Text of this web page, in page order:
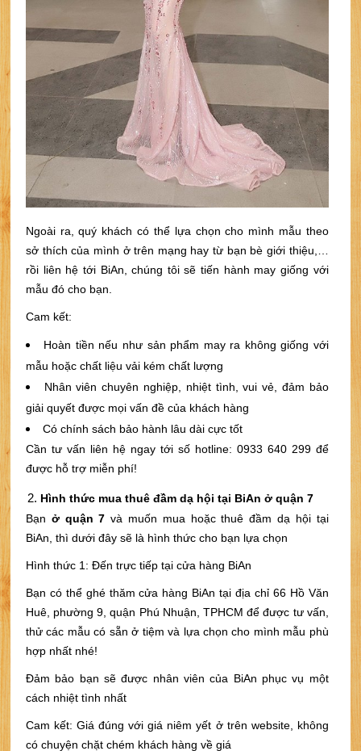
Ngoài ra, quý khách có thể lựa chọn cho mình mẫu theo
sở thích của mình ở trên mạng hay từ bạn bè giới thiệu,…
rồi liên hệ tới BiAn, chúng tôi sẽ tiến hành may giống với
mẫu đó cho bạn.
Cam kết:
Hoàn tiền nếu như sản phẩm may ra không giống với
mẫu hoặc chất liệu vải kém chất lượng
Nhân viên chuyên nghiệp, nhiệt tình, vui vẻ, đảm bảo
giải quyết được mọi vấn đề của khách hàng
Có chính sách bảo hành lâu dài cực tốt
Cần tư vấn liên hệ ngay tới số hotline: 0933 640 299 để
được hỗ trợ miễn phí!
Hình thức mua thuê đầm dạ hội tại BiAn ở quận 7
Bạn ở quận 7 và muốn mua hoặc thuê đầm dạ hội tại
BiAn, thì dưới đây sẽ là hình thức cho bạn lựa chọn
Hình thức 1: Đến trực tiếp tại cửa hàng BiAn
Bạn có thể ghé thăm cửa hàng BiAn tại địa chỉ 66 Hồ Văn
Huê, phường 9, quận Phú Nhuận, TPHCM để được tư vấn,
thử các mẫu có sẵn ở tiệm và lựa chọn cho mình mẫu phù
hợp nhất nhé!
Đảm bảo bạn sẽ được nhân viên của BiAn phục vụ một
cách nhiệt tình nhất
Cam kết: Giá đúng với giá niêm yết ở trên website, không
có chuyện chặt chém khách hàng về giá